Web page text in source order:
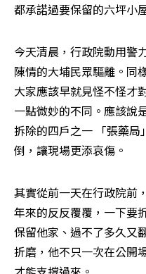
都承諾過要保留的六坪小
今天清晨，行政院動用警
陳情的大埔民眾驅離。同
大家應該早就見怪不怪才
一點微妙的不同。應該說
拆除的四戶之一 「張藥
倒，讓現場更添哀傷。
其實從前一天在行政院前
年來的反反覆覆，一下要
保留他家、過不了多久又
折磨，他不只一次在公開